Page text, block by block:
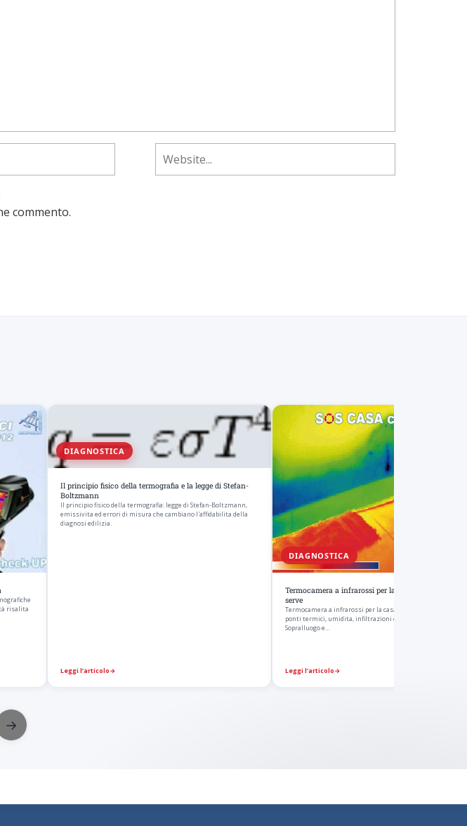
commento.
risalita
DIAGNOSTICA
Il principio fisico della termografia e la legge di Stefan-
Boltzmann
Il principio fisico della termografia: legge di Stefan-Boltzmann,
emissivita ed errori di misura che cambiano l'affidabilita della
diagnosi edilizia.
Leggi l’articolo→
DIAGNOSTICA
Termocamera a infrarossi per la casa: cosa vede e a
serve
Termocamera a infrarossi per la casa: come individua
ponti termici, umidita, infiltrazioni e verifica del cappotto.
Sopralluogo e…
Leggi l’articolo→
→